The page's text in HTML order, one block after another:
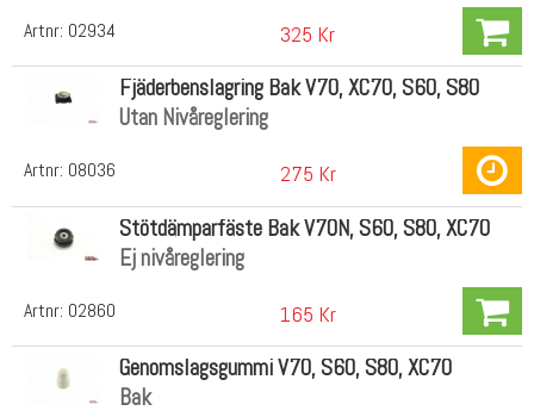
Artnr: 02934 325 Kr
Artnr: 08036
Fjäderbenslagring Bak V70, XC70, S60, S80
Utan Nivåreglering
275 Kr
Artnr: 02860
Stötdämparfäste Bak V70N, S60, S80, XC70
Ej nivåreglering
165 Kr
Genomslagsgummi V70, S60, S80, XC70
Bak